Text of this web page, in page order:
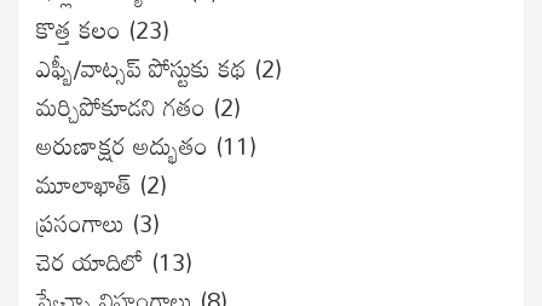
కొత్త కలం (23)
ఎఫ్బీ/వాట్సప్ పోస్టుకు కథ (2)
మర్చిపోకూడని గతం (2)
అరుణాక్షర అద్భుతం (11)
మూలాఖాత్ (2)
ప్రసంగాలు (3)
చెర యాదిలో (13)